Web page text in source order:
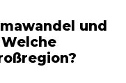
und